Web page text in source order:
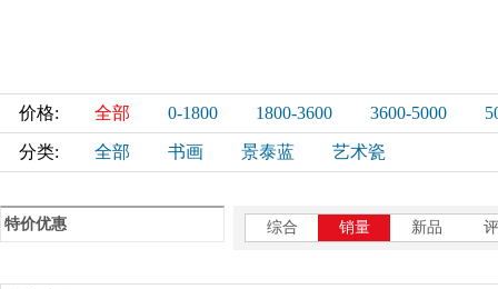
价格: 全部 0-1800 1800-3600 3600-5000
分类: 全部 书画 景泰蓝 艺术瓷
特价优惠 综合 销量 新品